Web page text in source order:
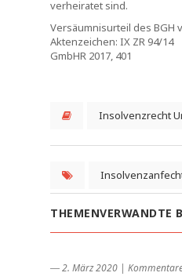
verheiratet sind.
Versäumnisurteil des BGH
Aktenzeichen: IX ZR 94/14
GmbHR 2017, 401
Insolvenzrecht
THEMENVERWANDTE
― 2. März 2020 |